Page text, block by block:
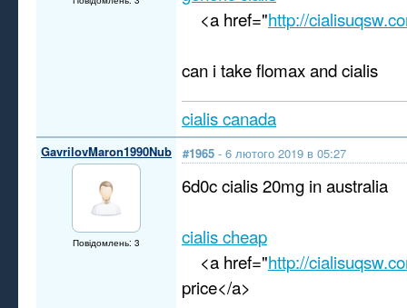
<a href="http://
can i take flomax and cialis
cialis canada
GavrilovMaron1990Nub
Повідомлень: 3
#1965 - 6 лютого 2019 в 05:27
6d0c cialis 20mg in australia
cialis cheap
<a href="http://
price</a>